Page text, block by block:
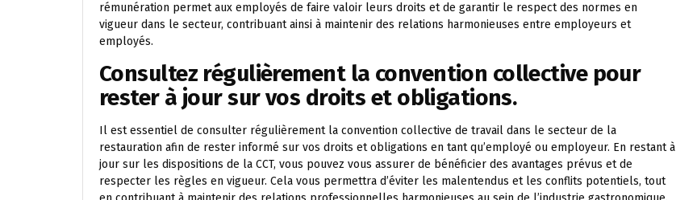
rémunération permet aux employés de faire valoir leurs droits et de garantir le respect des normes en
vigueur dans le secteur, contribuant ainsi à maintenir des relations harmonieuses entre employeurs et
employés.
Consultez régulièrement la convention collective pour
rester à jour sur vos droits et obligations.
Il est essentiel de consulter régulièrement la convention collective de travail dans le secteur de la
restauration afin de rester informé sur vos droits et obligations en tant qu’employé ou employeur. En restant à
jour sur les dispositions de la CCT, vous pouvez vous assurer de bénéficier des avantages prévus et de
respecter les règles en vigueur. Cela vous permettra d’éviter les malentendus et les conflits potentiels, tout